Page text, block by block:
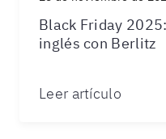
Black Friday
inglés con Berlitz
Leer artículo